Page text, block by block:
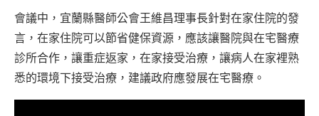
會議中，宜蘭縣醫師公會王維昌理事長針對在家住院的發
言，在家住院可以節省健保資源，應該讓醫院與在宅醫療
診所合作，讓重症返家，在家接受治療，讓病人在家裡熟
悉的環境下接受治療，建議政府應發展在宅醫療。